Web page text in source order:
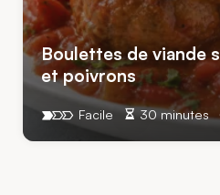
Boulettes de viande
et poivrons
30 minutes
Facile